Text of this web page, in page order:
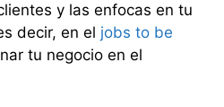
y las enfocas en tu
decir, en el jobs to be
tu negocio en el